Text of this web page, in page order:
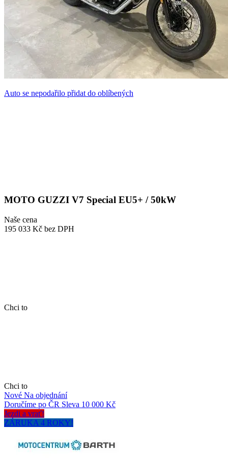
Auto se nepodařilo přidat do oblíbených
MOTO GUZZI V7 Special EU5+ / 50kW
Naše cena
195 033 Kč bez DPH
Chci to
Chci to
Nové Na objednání
Doručíme po ČR Sleva 10 000 Kč
Jezdi a vrať!
ZÁRUKA 4 ROKY!